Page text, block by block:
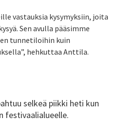
vastauksia kysymyksiin, joita
Sen avulla pääsimme
tunnetiloihin kuin
hehkuttaa Anttila.
selkeä piikki heti kun
festivaalialueelle.